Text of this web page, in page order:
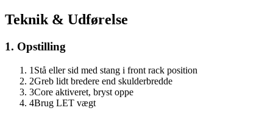
Teknik & Udførelse
1. Opstilling
1 Stå eller sid med stang i front rack position
2Greb lidt bredere end skulderbredde
3Core aktiveret, bryst oppe
4Brug LET vægt